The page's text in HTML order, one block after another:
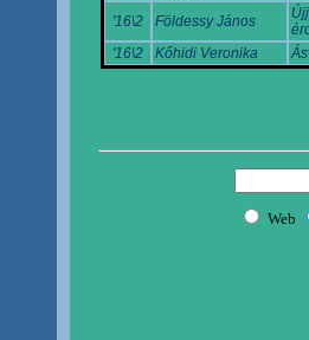
'16\2 Földessy János
'16\2
Kőhidi Veronika